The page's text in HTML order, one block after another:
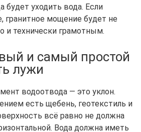
будет уходить вода. Если
гранитное мощение будет не
и технически грамотным.
и самый простой
лужи
водоотвода — это уклон.
есть щебень, геотекстиль и
всё равно не должна
Вода должна иметь